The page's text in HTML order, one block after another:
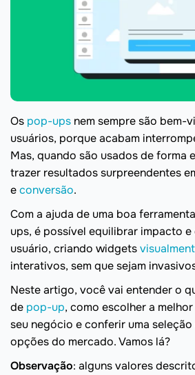
Os pop-ups nem sempre são bem-
usuários, porque acabam
Mas, quando são usados de forma
trazer resultados surpreendentes
econversão.
Com a ajuda de uma boa
ups, é possível equilibrar impacto
usuário, criando widgets
interativos, sem que sejam
Neste artigo, você vai entender o
de pop-up, como escolher a
seu negócio e conferir uma
opções do mercado. Vamos lá?
Observação: alguns valores